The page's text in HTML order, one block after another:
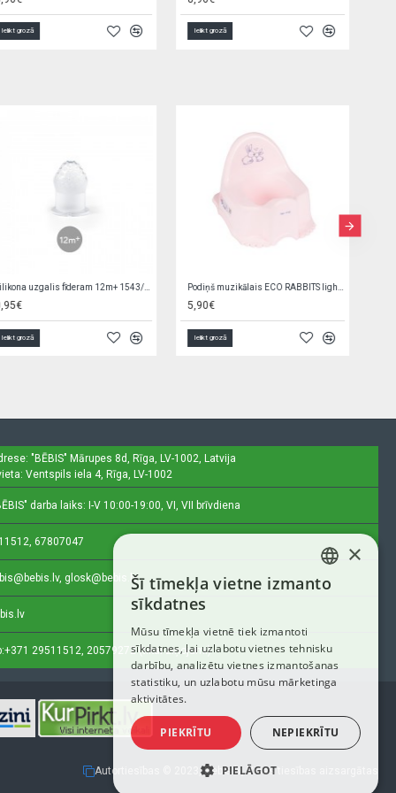
Ielikt grozā Ielikt grozā
3,80€
Ielikt grozā
10,90€
Ielikt grozā
"BĒBIS" Mārupes 8d, Rīga, LV-1002, Latvija
Ventspils iela 4, Rīga, LV-1002
darba laiks: I-V 10:00-19:00, VI, VII brīvdiena
67807047
glosk@bebis.lv
+371 29511512, 20579272 (tikai ziņojumi)
Autortiesības © 2023, Bebis.lv, Visas tiesības aizsargātas
LATVIAN
ENGLISH
×
Šī tīmekļa vietne izmanto
sīkdatnes
Mūsu tīmekļa vietnē tiek izmantoti
sīkdatnes, lai uzlabotu vietnes tehnisku
darbību, analizētu vietnes izmantošanas
statistiku, un uzlabotu mūsu mārketinga
aktivitātes.
PIEKRĪTU NEPIEKRĪTU
PIELĀGOT